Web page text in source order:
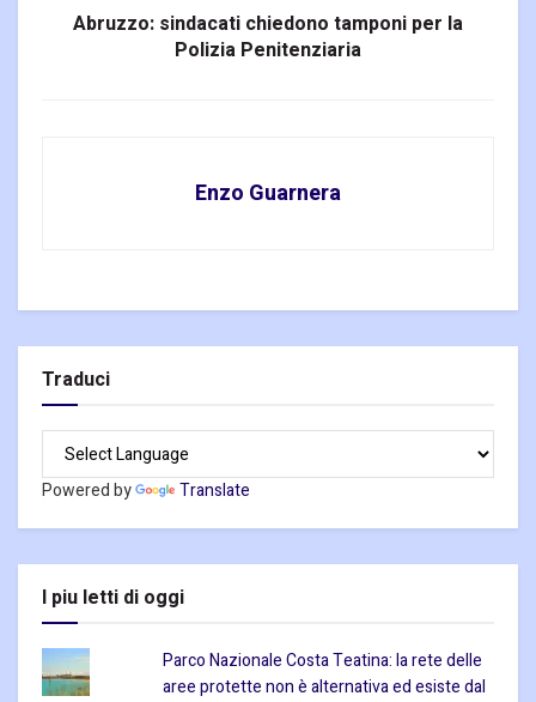
Abruzzo: sindacati chiedono tamponi per la
Polizia Penitenziaria
Enzo Guarnera
Traduci
Powered by Translate
I piu letti di oggi
Parco Nazionale Costa Teatina: la rete delle
aree protette non è alternativa ed esiste dal